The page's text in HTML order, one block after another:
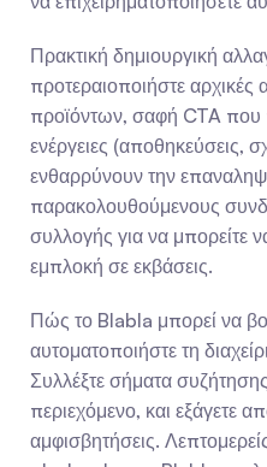
Πρακτική δημιουργική
προτεραιοποιήστε
προϊόντων, σαφή CTA που
ενέργειες (αποθηκεύσεις,
ενθαρρύνουν την
παρακολουθούμενους
συλλογής για να μπορείτε
εμπλοκή σε εκβάσεις.
Πώς το Blabla μπορεί να
αυτοματοποιήστε τη
Συλλέξτε σήματα
περιεχόμενο, και εξάγετε
αμφισβητήσεις.